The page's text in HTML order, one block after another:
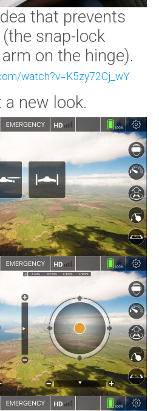
that prevents
snap-lock
on the hinge).
watch?v=K5zy72Cj_wY
a new look.